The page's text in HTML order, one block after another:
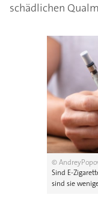
schädlichen
©
Sind E-
sind sie